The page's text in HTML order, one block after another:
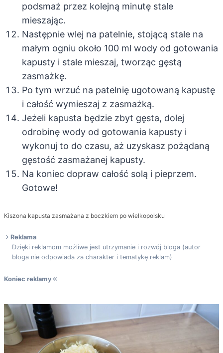
podsmaż przez kolejną minutę stale
mieszając.
Następnie wlej na patelnie, stojącą stale na
małym ogniu około 100 ml wody od gotowania
kapusty i stale mieszaj, tworząc gęstą
zasmażkę.
Po tym wrzuć na patelnię ugotowaną kapustę
i całość wymieszaj z zasmażką.
Jeżeli kapusta będzie zbyt gęsta, dolej
odrobinę wody od gotowania kapusty i
wykonuj to do czasu, aż uzyskasz pożądaną
gęstość zasmażanej kapusty.
Na koniec dopraw całość solą i pieprzem.
Gotowe!
Kiszona kapusta zasmażana z boczkiem po wielkopolsku
Reklama
Dzięki reklamom możliwe jest utrzymanie i rozwój bloga (autor
bloga nie odpowiada za charakter i tematykę reklam)
Koniec reklamy